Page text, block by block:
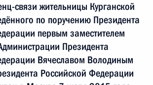
связи жительницы Курганской
по поручению Президента
первым заместителем
Президента
Вячеславом Володиным
Российской Федерации